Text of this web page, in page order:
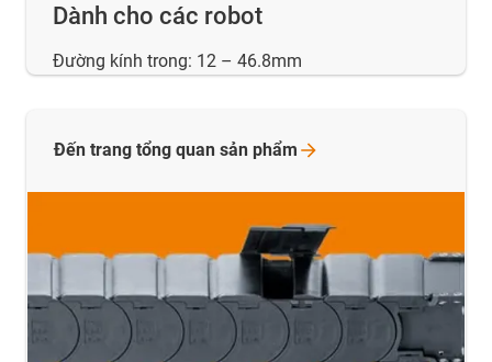
Dành cho các robot
Đường kính trong: 12 – 46.8mm
Đến trang tổng quan sản phẩm